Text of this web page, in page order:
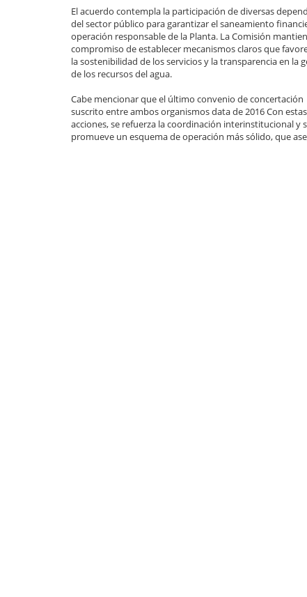
El acuerdo contempla la participación de diversas
del sector público para garantizar el saneamiento
operación responsable de la Planta. La Comisión
compromiso de establecer mecanismos claros que
la sostenibilidad de los servicios y la transparencia en la
de los recursos del agua.
Cabe mencionar que el último convenio de concertación
suscrito entre ambos organismos data de 2016 Con estas
acciones, se refuerza la coordinación interinstitucional y
promueve un esquema de operación más sólido, que